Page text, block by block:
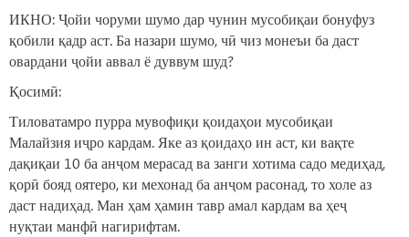
ИКНО: Ҷойи чоруми шумо дар чунин мусобиқаи бонуфуз
қобили қадр аст. Ба назари шумо, чӣ чиз монеъи ба даст
овардани ҷойи аввал ё дуввум шуд?
Қосимӣ:
Тиловатамро пурра мувофиқи қоидаҳои мусобиқаи
Малайзия иҷро кардам. Яке аз қоидаҳо ин аст, ки вақте
дақиқаи 10 ба анҷом мерасад ва занги хотима садо медиҳад,
қорӣ бояд оятеро, ки мехонад ба анҷом расонад, то холе аз
даст надиҳад. Ман ҳам ҳамин тавр амал кардам ва ҳеҷ
нуқтаи манфӣ нагирифтам.